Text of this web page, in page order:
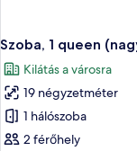
Szoba, 1 queen
Kilátás a városra
19 négyzetméter
1 hálószoba
2 férőhely